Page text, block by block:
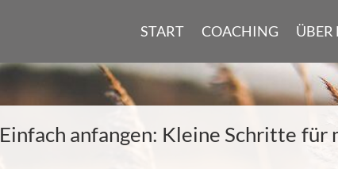
START COACHING ÜBER
Einfach anfangen: Kleine Schritte für